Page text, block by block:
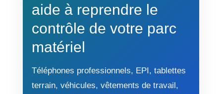
aide à reprendre le
contrôle de votre parc
matériel
Téléphones professionnels, EPI, tablettes
terrain, véhicules, vêtements de travail,